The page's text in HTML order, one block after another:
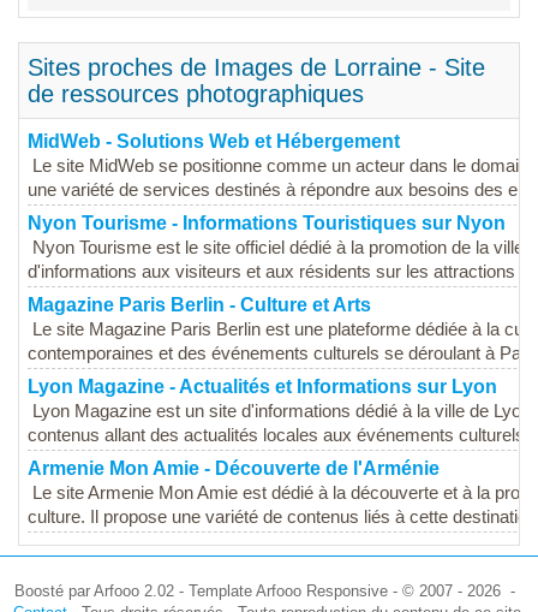
Sites proches de Images de Lorraine - Site
de ressources photographiques
MidWeb - Solutions Web et Hébergement
Le site MidWeb se positionne comme un acteur dans le
une variété de services destinés à répondre aux besoins des
Nyon Tourisme - Informations Touristiques sur Nyon
Nyon Tourisme est le site officiel dédié à la promotion de la ville
d'informations aux visiteurs et aux résidents sur les attractions
Magazine Paris Berlin - Culture et Arts
Le site Magazine Paris Berlin est une plateforme dédiée à la
contemporaines et des événements culturels se déroulant à
Lyon Magazine - Actualités et Informations sur Lyon
Lyon Magazine est un site d'informations dédié à la ville de
contenus allant des actualités locales aux événements culturels,
Armenie Mon Amie - Découverte de l'Arménie
Le site Armenie Mon Amie est dédié à la découverte et à la
culture. Il propose une variété de contenus liés à cette
Boosté par Arfooo 2.02 - Template Arfooo Responsive - © 2007 - 2026 -